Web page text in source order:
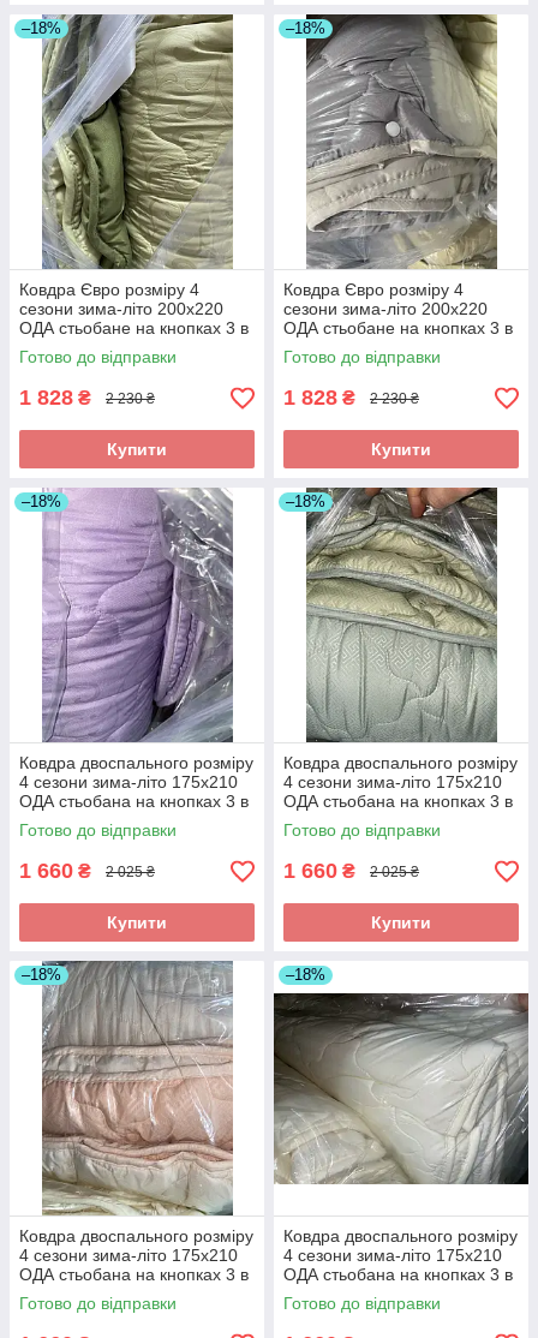
–18%
Ковдра Євро розміру 4
сезони зима-літо 200х220
ОДА стьобане на кнопках 3 в
1,
Готово до відправки
1 828 ₴ 2 230 ₴
Купити
–18%
Ковдра Євро розміру 4
сезони зима-літо 200х220
ОДА стьобане на кнопках 3 в
1,
Готово до відправки
1 828 ₴ 2 230 ₴
Купити
–18%
Ковдра двоспального розміру
4 сезони зима-літо 175х210
ОДА стьобана на кнопках 3 в
1,
Готово до відправки
1 660 ₴ 2 025 ₴
Купити
–18%
Ковдра двоспального розміру
4 сезони зима-літо 175х210
ОДА стьобана на кнопках 3 в
1,
Готово до відправки
1 660 ₴ 2 025 ₴
Купити
–18%
Ковдра двоспального розміру
4 сезони зима-літо 175х210
ОДА стьобана на кнопках 3 в
1,
Готово до відправки
–18%
Ковдра двоспального розміру
4 сезони зима-літо 175х210
ОДА стьобана на кнопках 3 в
1,
Готово до відправки